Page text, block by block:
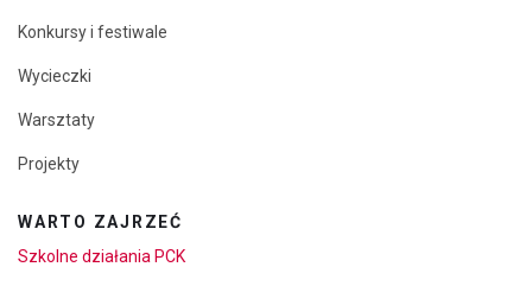
Konkursy i festiwale
Wycieczki
Warsztaty
Projekty
WARTO ZAJRZEĆ
Szkolne działania PCK